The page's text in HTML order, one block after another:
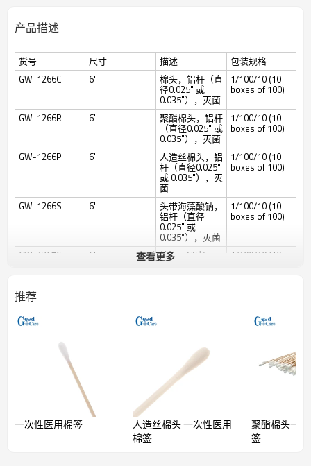
产品描述
货号 尺寸 描述
包装规格
GW-1266C
6" 棉头，铝杆（直
径0.025" 或
0.035"），灭菌
1/100/10 (10
boxes of 100)
GW-1266R 6" 聚酯棉头，铝杆
（直径0.025" 或
0.035"），灭菌
1/100/10 (10
boxes of 100)
GW-1266P 6" 人造丝棉头，铝
杆（直径0.025"
或 0.035"），灭
菌
1/100/10 (10
boxes of 100)
GW-1266S 6" 头带海藻酸钠，
铝杆（直径
0.025" 或
0.035"），灭菌
1/100/10 (10
boxes of 100)
GW-1267C 6" 棉头，SS杆
（直径0.025" 或
1/100/10 (10
GW-1267R
GW-1267P
SS杆（直径
0.025" 或
0.035"），灭菌
boxes of 100)
头带海藻酸钠，
0.035"），灭菌
查看更多
推荐
一次性医用棉签
人造丝棉头 一次性医用
棉签
聚酯棉头一
签